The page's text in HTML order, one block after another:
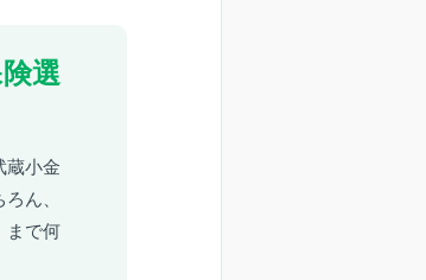
選
蔵小金
ん、
まで何